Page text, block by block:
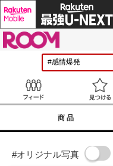
商品
#オリジナル写真